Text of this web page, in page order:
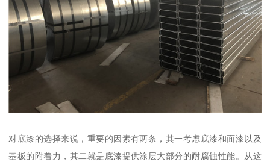
对底漆的选择来说，重要的因素有两条，其一考虑底漆和面漆以及
基板的附着力，其二就是底漆提供涂层大部分的耐腐蚀性能。从这